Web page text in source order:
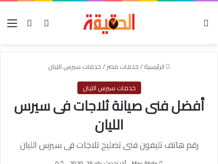
بحث عنتسجيل
الرئيسية/خدمات مصر/خدمات سيرس الليان
خدمات سيرس الليان
أفضل فنى صيانة ثلاجات فى سيرس
الليان
رقم هاتف تليفون فنى تصليح تلاجات فى سيرس الليان